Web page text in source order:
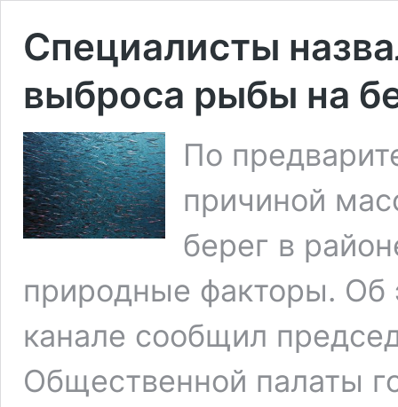
Специалисты
выброса рыбы на
По
причиной
берег в
природные факторы. Об
канале сообщил
Общественной палаты